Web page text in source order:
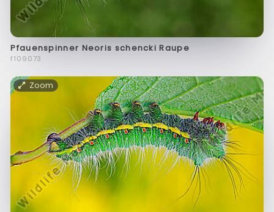
Pfauenspinner Neoris schencki Raupe
f109073
Zoom